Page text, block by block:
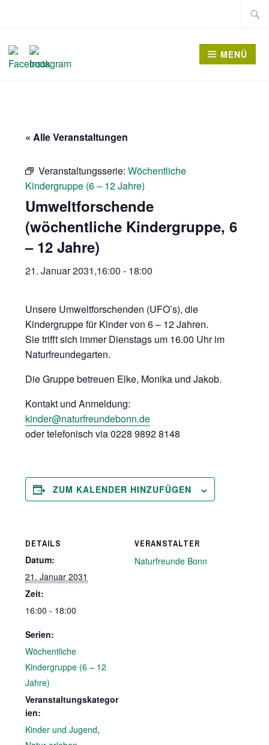
springen
Suche
MENÜ
« Alle Veranstaltungen
Veranstaltungsserie:Wöchentliche
Kindergruppe (6 – 12 Jahre)
Umweltforschende
(wöchentliche Kindergruppe, 6
– 12 Jahre)
21. Januar 2031,16:00 - 18:00
Unsere Umweltforschenden (UFO’s), die
Kindergruppe für Kinder von 6 – 12 Jahren.
Sie trifft sich immer Dienstags um 16.00 Uhr im
Naturfreundegarten.
Die Gruppe betreuen Elke, Monika und Jakob.
Kontakt und Anmeldung:
kinder@naturfreundebonn.de
oder telefonisch via 0228 9892 8148
ZUM KALENDER HINZUFÜGEN
DETAILS
Datum:
21. Januar 2031
Zeit:
16:00 - 18:00
Serien:
Wöchentliche
Kindergruppe (6 – 12
Jahre)
Veranstaltungskategor
ien:
Kinder und Jugend,
VERANSTALTER
Naturfreunde Bonn